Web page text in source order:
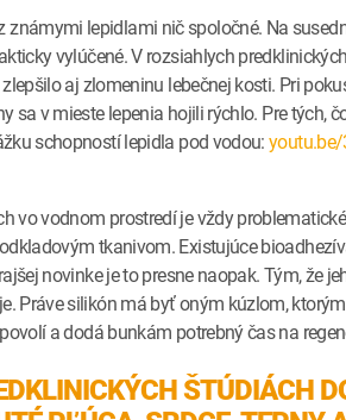
lepidlami nič spoločné. Na
vylúčené. V rozsiahlych
aj zlomeninu lebečnej kosti. Pri
sa v mieste lepenia hojili rýchlo. Pre tých,
schopností lepidla pod vodou:youtu.be/
vo vodnom prostredí je vždy
tkanivom. Existujúce
novinke je to presne naopak. Tým, že
Práve silikón má byť oným kúzlom,
a dodá bunkám potrebný čas na
ŠTÚDIÁCH